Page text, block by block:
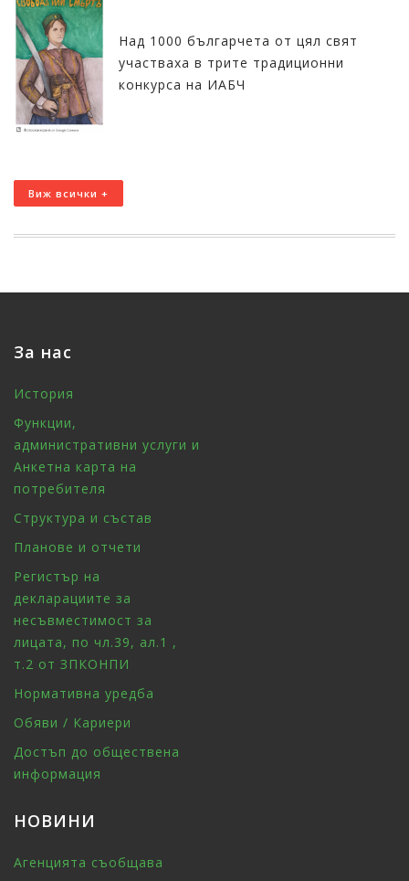
Над 1000 българчета от цял свят
участваха в трите традиционни
конкурса на ИАБЧ
Виж всички +
За нас
История
Функции,
административни услуги и
Анкетна карта на
потребителя
Структура и състав
Планове и отчети
Регистър на
декларациите за
несъвместимост за
лицата, по чл.39, ал.1 ,
т.2 от ЗПКОНПИ
Нормативна уредба
Обяви / Кариери
Достъп до обществена
информация
НОВИНИ
Агенцията съобщава